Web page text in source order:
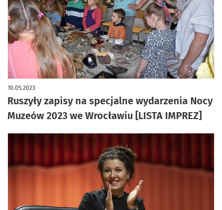
Ruszyły zapisy na specjalne wydarzenia Nocy
Muzeów 2023 we Wrocławiu [LISTA IMPREZ]
10.05.2023